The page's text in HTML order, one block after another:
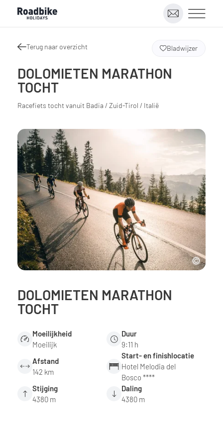
Terug naar overzicht
DOLOMIETEN MARATHON
TOCHT
Racefiets tocht vanuit Badia / Zuid-Tirol / Italië
Bladwijzer
DOLOMIETEN MARATHON
TOCHT
Moeilijkheid
Moeilijk
Duur
9:11 h
Afstand
142 km
Start- en finishlocatie
Hotel Melodia del
Bosco ****
Stijging
4380 m
Daling
4380 m